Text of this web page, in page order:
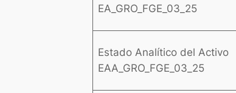
EA_GRO_FGE_03_25
Estado Analítico del Activo
EAA_GRO_FGE_03_25